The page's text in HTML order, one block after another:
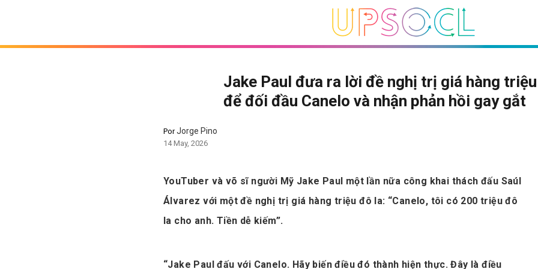
Jake Paul đưa ra lời đề nghị trị giá hàng
để đối đầu Canelo và nhận phản hồi gay gắt
PorJorge Pino
14 May, 2026
YouTuber và võ sĩ người Mỹ Jake Paul một lần nữa công khai thách đấu Saúl
Álvarez với một đề nghị trị giá hàng triệu đô la: “Canelo, tôi có 200 triệu đô
la cho anh. Tiền dễ kiếm”.
“Jake Paul đấu với Canelo. Hãy biến điều đó thành hiện thực. Đây là điều